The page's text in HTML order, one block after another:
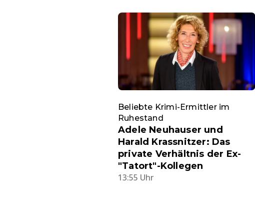
Beliebte Krimi-Ermittler im
Ruhestand
Adele Neuhauser und
Harald Krassnitzer: Das
private Verhältnis der Ex-
"Tatort"-Kollegen
13:55 Uhr